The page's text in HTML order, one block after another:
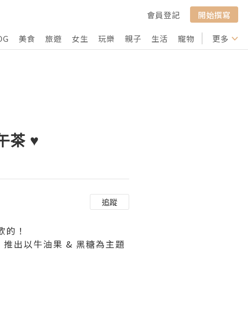
會員登記
開始撰寫
美食 旅遊 女生 玩樂 親子 生活 寵物 行山 打卡
更多
茶 ♥
追蹤
！
推出以牛油果 & 黑糖為主題